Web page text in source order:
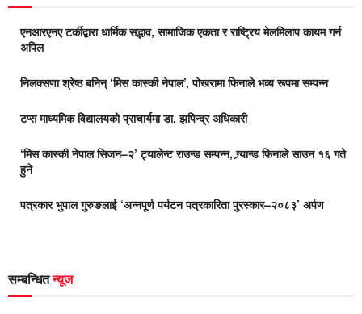
एनआरएनए टर्कीद्वारा धार्मिक सद्भाव, सामाजिक एकता र राष्ट्रिय मेलमिलाप कायम गर्न
अपिल
निलक्सणा श्रेष्ठ बनिन् ‘मिस कास्की नेपाल’, पोखरामा फिनाले भव्य रूपमा सम्पन्न
टप्स माध्यमिक विद्यालयको प्राचार्यमा डा. झपिन्द्र अधिकारी
‘मिस कास्की नेपाल सिजन–२’ ट्यालेन्ट राउन्ड सम्पन्न, ग्र्यान्ड फिनाले साउन १६ गते
हुने
पत्रकार भुपाल गुरुङलाई ‘अन्नपूर्ण पर्यटन पत्रकारिता पुरस्कार–२०८३’ अर्पण
सम्बन्धितन्यूज
UNCATEGORIZED